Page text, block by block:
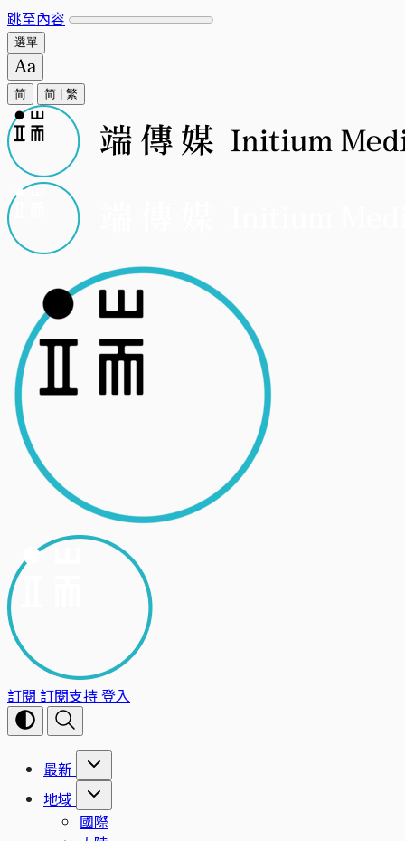
跳至內容
選單
简 简 繁
訂閱 訂閱支持登入
最新
地域
國際